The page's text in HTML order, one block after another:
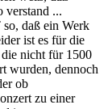
verstand ...
daß ein Werk
ist es für die
die nicht für 1500
wurden, dennoch
ob
zu einer